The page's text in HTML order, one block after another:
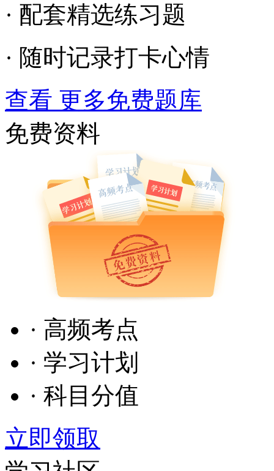
· 配套精选练习题
· 随时记录打卡心情
查看 更多免费题库
免费资料
· 高频考点
· 学习计划
· 科目分值
立即领取